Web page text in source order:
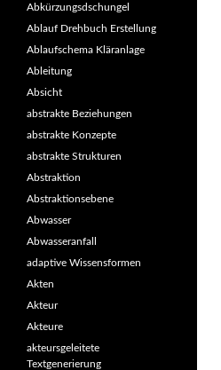
Abkürzungsdschungel
Ablauf Drehbuch Erstellung
Ablaufschema Kläranlage
Ableitung
Absicht
abstrakte Beziehungen
abstrakte Konzepte
abstrakte Strukturen
Abstraktion
Abstraktionsebene
Abwasser
Abwasseranfall
adaptive Wissensformen
Akten
Akteur
Akteure
akteursgeleitete
Textgenerierung